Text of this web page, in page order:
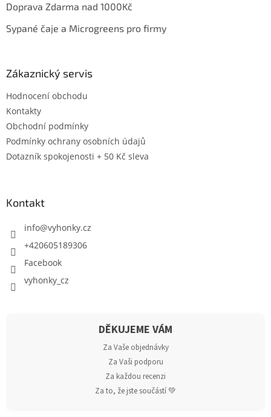
Doprava Zdarma nad 1000Kč
Sypané čaje a Microgreens pro firmy
Zákaznický servis
Hodnocení obchodu
Kontakty
Obchodní podmínky
Podmínky ochrany osobních údajů
Dotazník spokojenosti + 50 Kč sleva
Kontakt
info@vyhonky.cz
+420605189306
Facebook
vyhonky_cz
DĚKUJEME VÁM
Za Vaše objednávky
Za Vaši podporu
Za každou recenzi
Za to, že jste součástí 💚